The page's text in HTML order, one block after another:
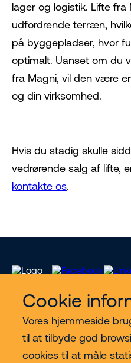
Cookie
Vores hjemmeside
til at tilbyde god
cookies til at måle
lager og logistik. Lifte
udfordrende terræn,
på byggepladser, hvor
optimalt. Uanset om du
fra Magni, vil den være
og din virksomhed.
Hvis du stadig skulle
vedrørende salg af lifte,
kontakte os.
Vores services